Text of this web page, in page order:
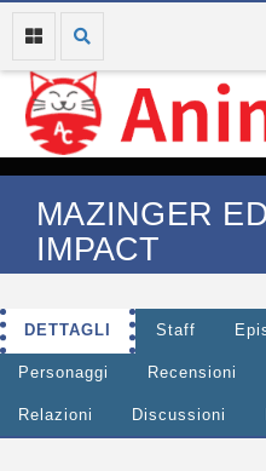
MAZINGER
IMPACT
DETTAGLI Staff
Personaggi Recensioni
Relazioni Discussioni